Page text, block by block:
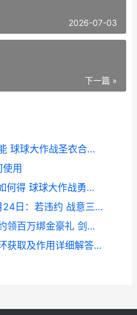
2026-07-03
下一篇 »
球球大作战圣衣有啥子技能 球球大作战圣衣合成材料
用
球球大作战BGF勇士之星如何得 球球大作战勇者冲关赛
《战意：三国》确定到7月24日：若违约 战意三国是新游戏吗
《剑侠世界端游》新服预约领百万绑金豪礼 剑侠世界端游官网
球球大作战奇妙冒险家光环获取及作用详细解答 球球大作战奇妙探险